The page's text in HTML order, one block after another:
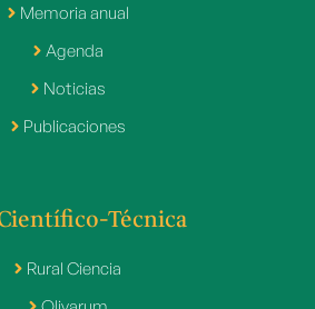
Memoria anual
Agenda
Noticias
Publicaciones
Técnica
Rural Ciencia